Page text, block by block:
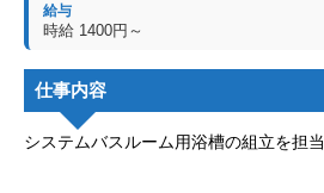
給与
時給 1400円～
仕事内容
システムバスルーム用浴槽の組立を担当